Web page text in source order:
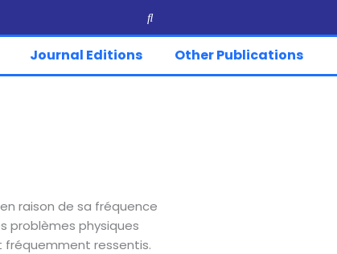
Journal Editions Other Publications
raison de sa fréquence
problèmes physiques
fréquemment ressentis.